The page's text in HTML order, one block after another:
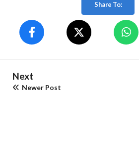
Share To:
Next
Newer Post